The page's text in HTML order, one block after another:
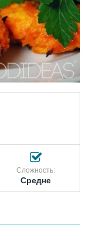
Сложность:
Средне